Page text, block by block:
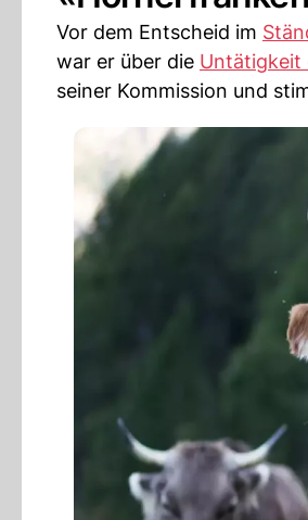
Vor dem Entscheid im
war er über die Untätigkeit
seiner Kommission und